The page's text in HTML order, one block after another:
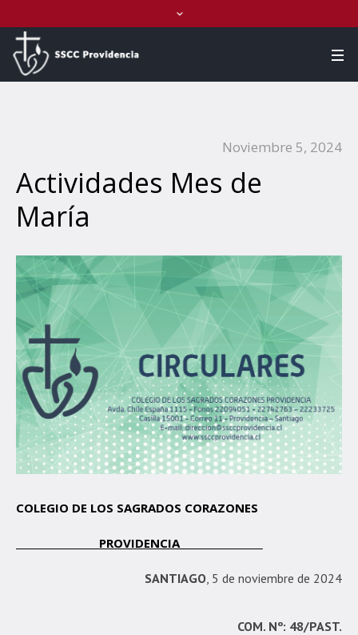
Noviembre 5, 2024
Actividades Mes de
María
COLEGIO DE LOS SAGRADOS CORAZONES
PROVIDENCIA
SANTIAGO , 5 de noviembre de 2024
COM. Nº: 48/PAST.